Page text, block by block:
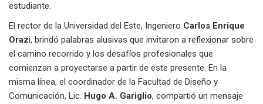
estudiante.
El rector de la Universidad del Este, Ingeniero Carlos Enrique
Orazi, brindó palabras alusivas que invitaron a reflexionar sobre
el camino recorrido y los desafíos profesionales que
comienzan a proyectarse a partir de este presente. En la
misma línea, el coordinador de la Facultad de Diseño y
Comunicación, Lic. Hugo A. Gariglio, compartió un mensaje